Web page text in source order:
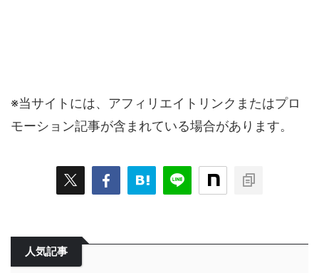
※当サイトには、アフィリエイトリンクまたはプロ
モーション記事が含まれている場合があります。
人気記事